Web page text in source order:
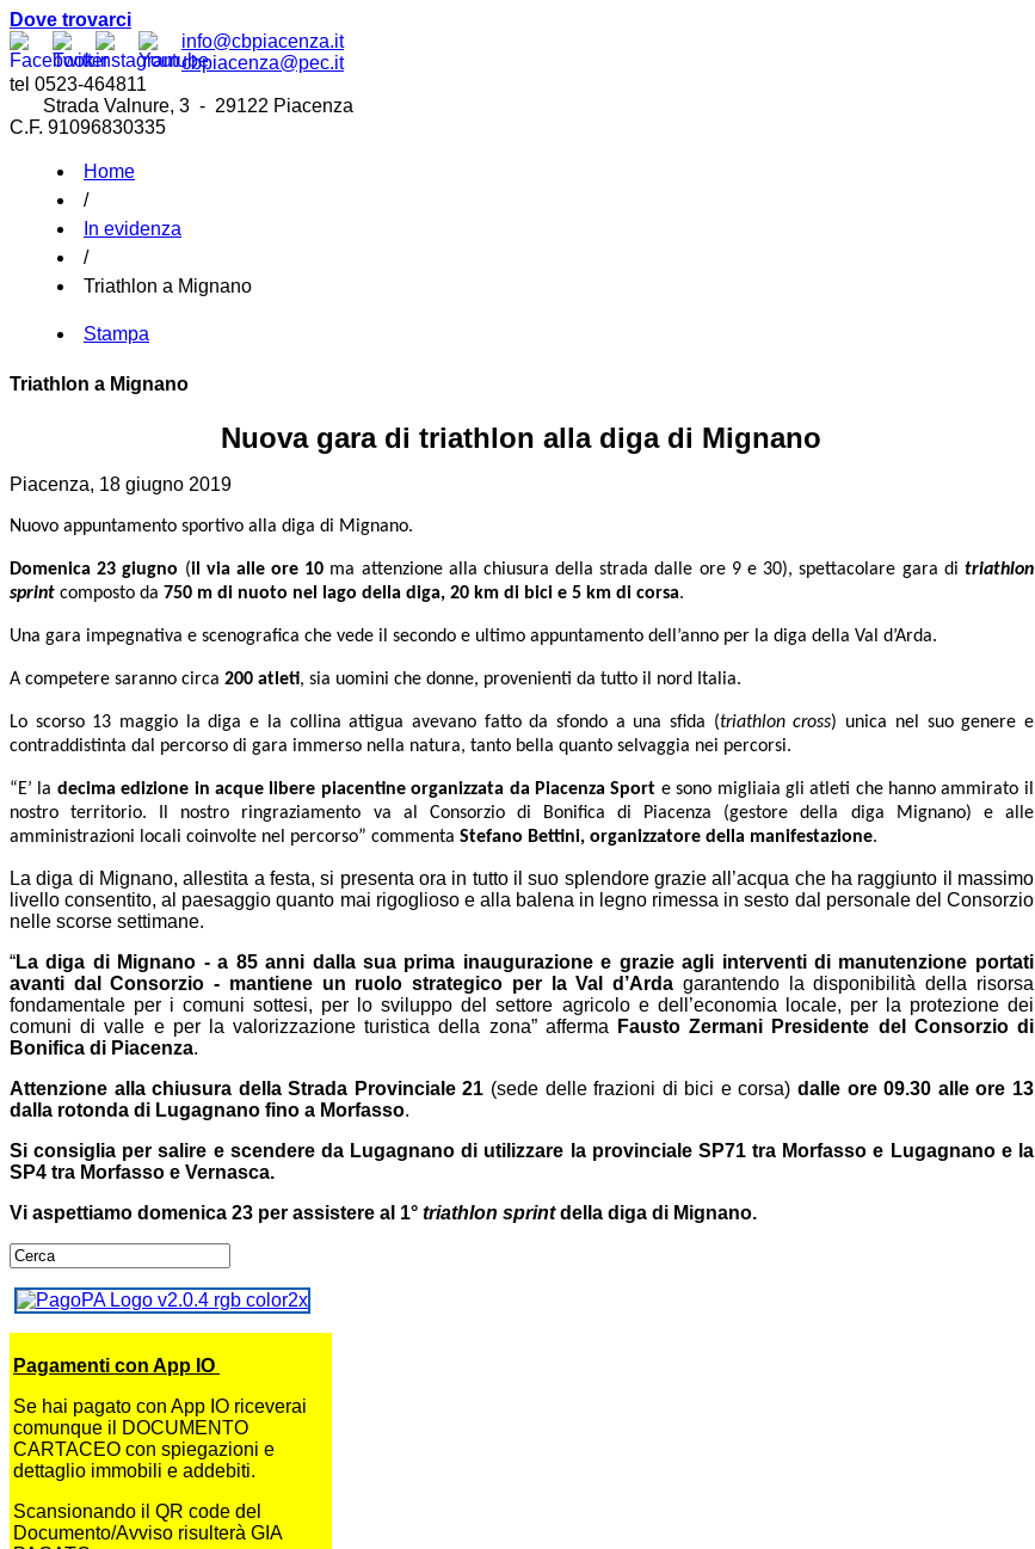
Dove trovarci
info@cbpiacenza.it
cbpiacenza@pec.it
tel 0523-464811
Strada Valnure, 3 - 29122 Piacenza
C.F. 91096830335
Home
/
In evidenza
/
Triathlon a Mignano
Stampa
Triathlon a Mignano
Nuova gara di triathlon alla diga di Mignano
Piacenza, 18 giugno 2019
Nuovo appuntamento sportivo alla diga di Mignano.
Domenica 23 giugno (il via alle ore 10 ma attenzione alla chiusura della strada dalle ore 9 e 30), spettacolare gara di triathlon
sprint composto da 750 m di nuoto nel lago della diga, 20 km di bici e 5 km di corsa.
Una gara impegnativa e scenografica che vede il secondo e ultimo appuntamento dell’anno per la diga della Val d’Arda.
A competere saranno circa 200 atleti, sia uomini che donne, provenienti da tutto il nord Italia.
Lo scorso 13 maggio la diga e la collina attigua avevano fatto da sfondo a una sfida (triathlon cross) unica nel suo genere e
contraddistinta dal percorso di gara immerso nella natura, tanto bella quanto selvaggia nei percorsi.
“E’ la decima edizione in acque libere piacentine organizzata da Piacenza Sport e sono migliaia gli atleti che hanno ammirato il
nostro territorio. Il nostro ringraziamento va al Consorzio di Bonifica di Piacenza (gestore della diga Mignano) e alle
amministrazioni locali coinvolte nel percorso” commenta Stefano Bettini, organizzatore della manifestazione.
La diga di Mignano, allestita a festa, si presenta ora in tutto il suo splendore grazie all’acqua che ha raggiunto il massimo
livello consentito, al paesaggio quanto mai rigoglioso e alla balena in legno rimessa in sesto dal personale del Consorzio
nelle scorse settimane.
“La diga di Mignano - a 85 anni dalla sua prima inaugurazione e grazie agli interventi di manutenzione portati
avanti dal Consorzio - mantiene un ruolo strategico per la Val d’Arda garantendo la disponibilità della risorsa
fondamentale per i comuni sottesi, per lo sviluppo del settore agricolo e dell’economia locale, per la protezione dei
comuni di valle e per la valorizzazione turistica della zona” afferma
Fausto Zermani Presidente del Consorzio di
Bonifica di Piacenza.
Attenzione alla chiusura della Strada Provinciale 21 (sede delle frazioni di bici e corsa)dalle ore 09.30 alle ore 13
dalla rotonda di Lugagnano fino a Morfasso.
Si consiglia per salire e scendere da Lugagnano di utilizzare la provinciale SP71 tra Morfasso e Lugagnano e la
SP4 tra Morfasso e Vernasca.
Vi aspettiamo domenica 23 per assistere al 1° triathlon sprintdella diga di Mignano.
Pagamenti con App IO
Se hai pagato con App IO riceverai
comunque il DOCUMENTO
CARTACEO con spiegazioni e
dettaglio immobili e addebiti.
Scansionando il QR code del
Documento/Avviso risulterà GIA